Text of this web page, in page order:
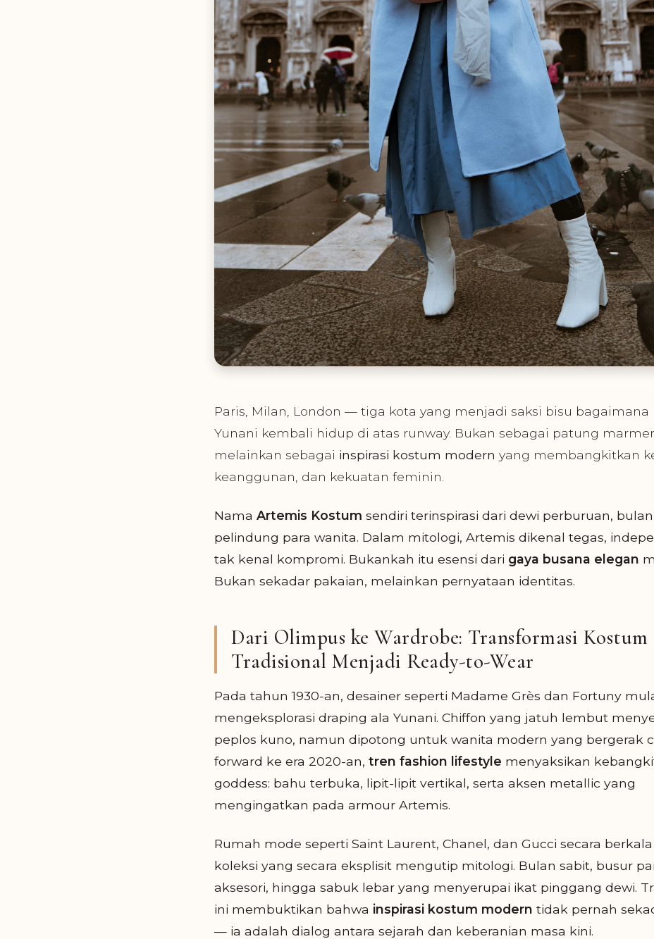
Paris, Milan, London — tiga kota yang menjadi saksi bisu bagaimana
Yunani kembali hidup di atas runway. Bukan sebagai patung marmer
melainkan sebagai inspirasi kostum modern yang membangkitkan
keanggunan, dan kekuatan feminin.
Nama Artemis Kostum sendiri terinspirasi dari dewi perburuan,
pelindung para wanita. Dalam mitologi, Artemis dikenal tegas,
tak kenal kompromi. Bukankah itu esensi dari gaya busana elegan
Bukan sekadar pakaian, melainkan pernyataan identitas.
Dari Olimpus ke Wardrobe: Transformasi Kostum
Tradisional Menjadi Ready-to-Wear
Pada tahun 1930-an, desainer seperti Madame Grès dan Fortuny
mengeksplorasi draping ala Yunani. Chiffon yang jatuh lembut
peplos kuno, namun dipotong untuk wanita modern yang bergerak
forward ke era 2020-an, tren fashion lifestyle menyaksikan
goddess: bahu terbuka, lipit-lipit vertikal, serta aksen metallic yang
mengingatkan pada armour Artemis.
Rumah mode seperti Saint Laurent, Chanel, dan Gucci secara
koleksi yang secara eksplisit mengutip mitologi. Bulan sabit, busur
aksesori, hingga sabuk lebar yang menyerupai ikat pinggang dewi.
ini membuktikan bahwa inspirasi kostum modern tidak pernah
— ia adalah dialog antara sejarah dan keberanian masa kini.